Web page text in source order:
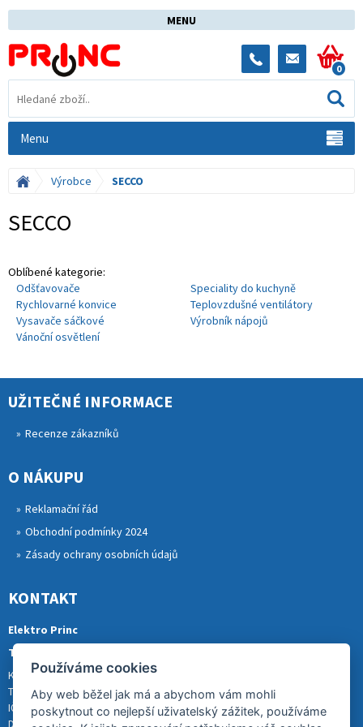
MENU
0
Menu
Výrobce SECCO
SECCO
Oblíbené kategorie:
Odšťavovače
Speciality do kuchyně
Rychlovarné konvice
Teplovzdušné ventilátory
Vysavače sáčkové
Výrobník nápojů
Vánoční osvětlení
UŽITEČNÉ INFORMACE
Recenze zákazníků
O NÁKUPU
Reklamační řád
Obchodní podmínky 2024
Zásady ochrany osobních údajů
KONTAKT
Elektro Princ
Tomáš Princ
Krkonošská 290, 46841 TANVALD
Tel.: 773 880 988
IČ: 01153731
DIČ: CZ8007202522
Používáme cookies
Aby web běžel jak má a abychom vám mohli
poskytnout co nejlepší uživatelský zážitek, používáme